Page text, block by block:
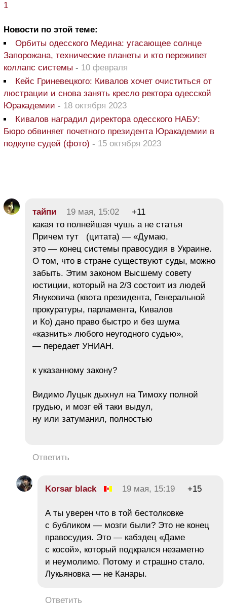
1
Новости по этой теме:
Орбиты одесского Медина: угасающее солнце
Запорожана, технические планеты и кто переживет
коллапс системы - 10 февраля
Кейс Гриневецкого: Кивалов хочет очиститься от
люстрации и снова занять кресло ректора одесской
Юракадемии - 18 октября 2023
Кивалов наградил директора одесского НАБУ:
Бюро обвиняет почетного президента Юракадемии в
подкупе судей (фото) - 15 октября 2023
тайпи 19 мая, 15:02
+11
какая то полнейшая чушь а не статья
Причем тут (цитата) — «Думаю,
это — конец системы правосудия в Украине.
О том, что в стране существуют суды, можно
забыть. Этим законом Высшему совету
юстиции, который на 2/3 состоит из людей
Януковича (квота президента, Генеральной
прокуратуры, парламента, Кивалов
и Ко) дано право быстро и без шума
«казнить» любого неугодного судью»,
— передает УНИАН.
к указанному закону?
Видимо Луцык дыхнул на Тимоху полной
грудью, и мозг ей таки выдул,
ну или затуманил, полностью
Ответить
Korsar black 19 мая, 15:19 +15
А ты уверен что в той бестолковке
с бубликом — мозги были? Это не конец
правосудия. Это — кабздец «Даме
с косой», который подкрался незаметно
и неумолимо. Потому и страшно стало.
Лукьяновка — не Канары.
Ответить